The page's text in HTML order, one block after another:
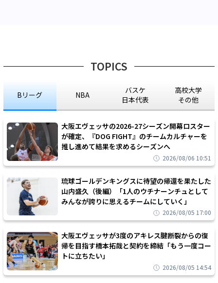
TOPICS
Bリーグ NBA
バスケ
日本代表
高校大学
その他
大阪エヴェッサの2026-27シーズン開幕ロスター
が確定、『DOG FIGHT』のチームカルチャーを
推し進めて結果を求めるシーズンへ
2026/08/06 10:51
琉球ゴールデンキングスに待望の帰還を果たした
山内盛久（後編）「1人のウチナーンチュとして
みんなが誇りに思えるチームにしていく」
2026/08/05 17:00
大阪エヴェッサが3度のアキレス腱断裂からの復
帰を目指す橋本拓哉と契約を締結「もう一度コー
トに立ちたい」
2026/08/05 14:54